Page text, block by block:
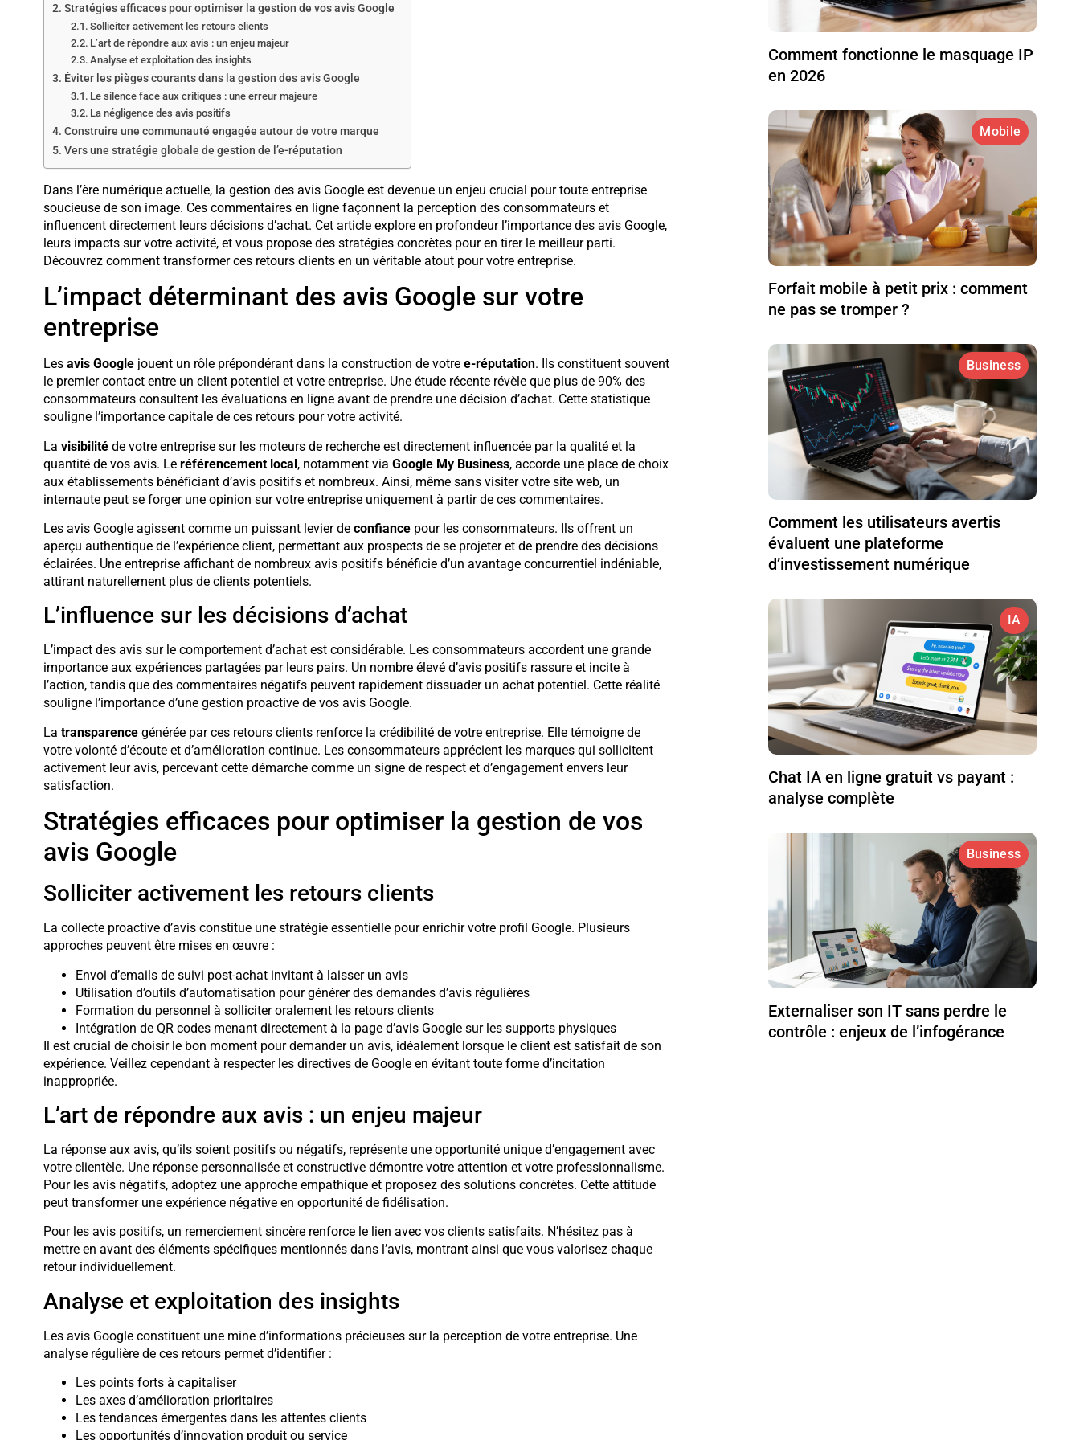
Stratégies efficaces pour optimiser la gestion de vos avis Google
Solliciter activement les retours clients
L’art de répondre aux avis : un enjeu majeur
Analyse et exploitation des insights
Éviter les pièges courants dans la gestion des avis Google
Le silence face aux critiques : une erreur majeure
La négligence des avis positifs
Construire une communauté engagée autour de votre marque
Vers une stratégie globale de gestion de l’e-réputation
Dans l’ère numérique actuelle, la gestion des avis Google est devenue un enjeu crucial pour toute entreprise
soucieuse de son image. Ces commentaires en ligne façonnent la perception des consommateurs et
influencent directement leurs décisions d’achat. Cet article explore en profondeur l’importance des avis Google,
leurs impacts sur votre activité, et vous propose des stratégies concrètes pour en tirer le meilleur parti.
Découvrez comment transformer ces retours clients en un véritable atout pour votre entreprise.
L’impact déterminant des avis Google sur votre
entreprise
Les avis Googlejouent un rôle prépondérant dans la construction de votre e-réputation. Ils constituent souvent
le premier contact entre un client potentiel et votre entreprise. Une étude récente révèle que plus de 90% des
consommateurs consultent les évaluations en ligne avant de prendre une décision d’achat. Cette statistique
souligne l’importance capitale de ces retours pour votre activité.
La visibilitéde votre entreprise sur les moteurs de recherche est directement influencée par la qualité et la
quantité de vos avis. Le référencement local, notamment via Google My Business, accorde une place de choix
aux établissements bénéficiant d’avis positifs et nombreux. Ainsi, même sans visiter votre site web, un
internaute peut se forger une opinion sur votre entreprise uniquement à partir de ces commentaires.
Les avis Google agissent comme un puissant levier de confiancepour les consommateurs. Ils offrent un
aperçu authentique de l’expérience client, permettant aux prospects de se projeter et de prendre des décisions
éclairées. Une entreprise affichant de nombreux avis positifs bénéficie d’un avantage concurrentiel indéniable,
attirant naturellement plus de clients potentiels.
L’influence sur les décisions d’achat
L’impact des avis sur le comportement d’achat est considérable. Les consommateurs accordent une grande
importance aux expériences partagées par leurs pairs. Un nombre élevé d’avis positifs rassure et incite à
l’action, tandis que des commentaires négatifs peuvent rapidement dissuader un achat potentiel. Cette réalité
souligne l’importance d’une gestion proactive de vos avis Google.
La transparencegénérée par ces retours clients renforce la crédibilité de votre entreprise. Elle témoigne de
votre volonté d’écoute et d’amélioration continue. Les consommateurs apprécient les marques qui sollicitent
activement leur avis, percevant cette démarche comme un signe de respect et d’engagement envers leur
satisfaction.
Stratégies efficaces pour optimiser la gestion de vos
avis Google
Solliciter activement les retours clients
La collecte proactive d’avis constitue une stratégie essentielle pour enrichir votre profil Google. Plusieurs
approches peuvent être mises en œuvre :
Envoi d’emails de suivi post-achat invitant à laisser un avis
Utilisation d’outils d’automatisation pour générer des demandes d’avis régulières
Formation du personnel à solliciter oralement les retours clients
Intégration de QR codes menant directement à la page d’avis Google sur les supports physiques
Il est crucial de choisir le bon moment pour demander un avis, idéalement lorsque le client est satisfait de son
expérience. Veillez cependant à respecter les directives de Google en évitant toute forme d’incitation
inappropriée.
L’art de répondre aux avis : un enjeu majeur
La réponse aux avis, qu’ils soient positifs ou négatifs, représente une opportunité unique d’engagement avec
votre clientèle. Une réponse personnalisée et constructive démontre votre attention et votre professionnalisme.
Pour les avis négatifs, adoptez une approche empathique et proposez des solutions concrètes. Cette attitude
peut transformer une expérience négative en opportunité de fidélisation.
Pour les avis positifs, un remerciement sincère renforce le lien avec vos clients satisfaits. N’hésitez pas à
mettre en avant des éléments spécifiques mentionnés dans l’avis, montrant ainsi que vous valorisez chaque
retour individuellement.
Analyse et exploitation des insights
Les avis Google constituent une mine d’informations précieuses sur la perception de votre entreprise. Une
analyse régulière de ces retours permet d’identifier :
Les points forts à capitaliser
Les axes d’amélioration prioritaires
Les tendances émergentes dans les attentes clients
Les opportunités d’innovation produit ou service
Comment fonctionne le masquage IP
en 2026
Mobile
Forfait mobile à petit prix : comment
ne pas se tromper ?
Business
Comment les utilisateurs avertis
évaluent une plateforme
d’investissement numérique
IA
Chat IA en ligne gratuit vs payant :
analyse complète
Business
Externaliser son IT sans perdre le
contrôle : enjeux de l’infogérance